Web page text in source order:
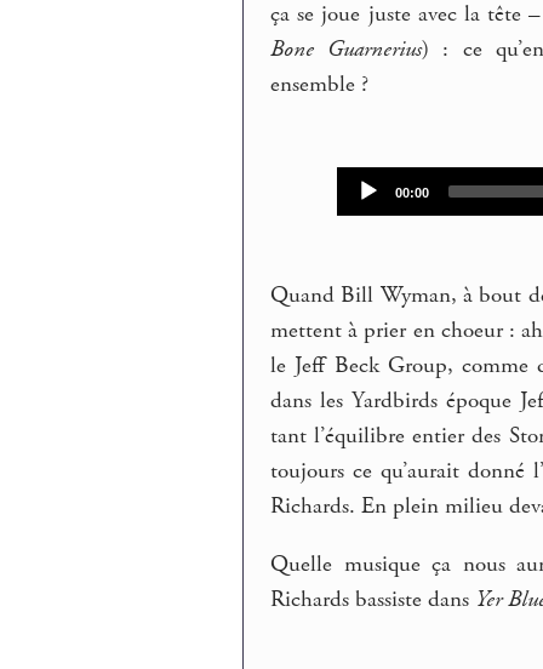
ça se joue juste avec la tête
Bone Guarnerius) : ce
ensemble ?
Audio
Player
Current
00:00
Quand Bill Wyman, à bout
mettent à prier en choeur :
le Jeff Beck Group, comme
dans les Yardbirds époque
tant l’équilibre entier des
toujours ce qu’aurait donné
Richards. En plein milieu
Quelle musique ça nous
Richards bassiste dans Yer